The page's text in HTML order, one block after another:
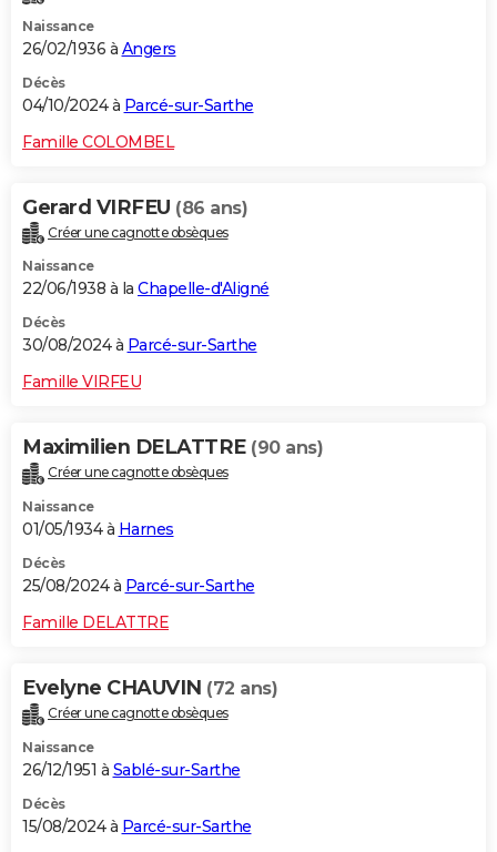
Naissance
26/02/1936 à Angers
Décès
04/10/2024 à Parcé-sur-Sarthe
Famille COLOMBEL
Gerard VIRFEU (86 ans)
Créer une cagnotte obsèques
Naissance
22/06/1938 à la Chapelle-d'Aligné
Décès
30/08/2024 à Parcé-sur-Sarthe
Famille VIRFEU
Maximilien DELATTRE (90 ans)
Créer une cagnotte obsèques
Naissance
01/05/1934 à Harnes
Décès
25/08/2024 à Parcé-sur-Sarthe
Famille DELATTRE
Evelyne CHAUVIN (72 ans)
Créer une cagnotte obsèques
Naissance
26/12/1951 à Sablé-sur-Sarthe
Décès
15/08/2024 à Parcé-sur-Sarthe